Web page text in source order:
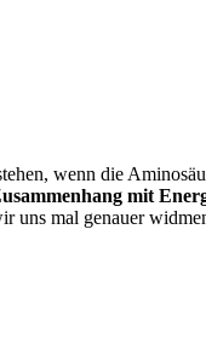
wenn die
mit
uns mal genauer